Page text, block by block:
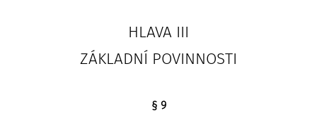
HLAVA III
ZÁKLADNÍ POVINNOSTI
§ 9